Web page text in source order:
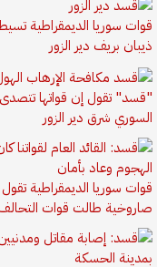
ذيبان بريف دير الزور
"قسد" تقول إن قواتها
السوري شرق دير الزور
قوات سوريا الديمقراطية
صاروخية طالت قوات التحالف